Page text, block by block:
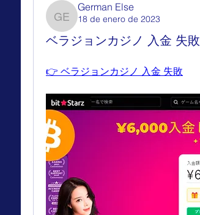
German Else
German Else
18 de enero de 2023
ベラジョンカジノ 入金 失敗
👉 ベラジョンカジノ 入金 失敗